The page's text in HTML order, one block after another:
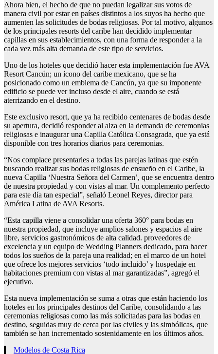
Ahora bien, el hecho de que no puedan legalizar sus votos de
manera civil por estar en países distintos a los suyos ha hecho que
aumenten las solicitudes de bodas religiosas. Por tal motivo, algunos
de los principales resorts del caribe han decidido implementar
capillas en sus establecimientos, con una forma de responder a la
cada vez más alta demanda de este tipo de servicios.
Uno de los hoteles que decidió hacer esta implementación fue AVA
Resort Cancún; un ícono del caribe mexicano, que se ha
posicionado como un emblema de Cancún, ya que su imponente
edificio se puede ver incluso desde el aire, cuando se está
aterrizando en el destino.
Este exclusivo resort, que ya ha recibido centenares de bodas desde
su apertura, decidió responder al alza en la demanda de ceremonias
religiosas e inaugurar una Capilla Católica Consagrada, que ya está
disponible con tres horarios diarios para ceremonias.
“Nos complace presentarles a todas las parejas latinas que estén
buscando realizar sus bodas religiosas de ensueño en el Caribe, la
nueva Capilla ‘Nuestra Señora del Carmen’, que se encuentra dentro
de nuestra propiedad y con vistas al mar. Un complemento perfecto
para este día tan especial”, señaló Leonel Reyes, director para
América Latina de AVA Resorts.
“Esta capilla viene a consolidar una oferta 360° para bodas en
nuestra propiedad, que incluye amplios salones y espacios al aire
libre, servicios gastronómicos de alta calidad. proveedores de
excelencia y un equipo de Wedding Planners dedicado, para hacer
todos los sueños de la pareja una realidad; en el marco de un hotel
que ofrece los mejores servicios ‘todo incluido’ y hospedaje en
habitaciones premium con vistas al mar garantizadas”, agregó el
ejecutivo.
Esta nueva implementación se suma a otras que están haciendo los
hoteles en los principales destinos del Caribe, consolidando a las
ceremonias religiosas como las más solicitadas para las bodas en
destino, seguidas muy de cerca por las civiles y las simbólicas, que
también se han incrementado sostenidamente en los últimos años.
Modelos de Costa Rica